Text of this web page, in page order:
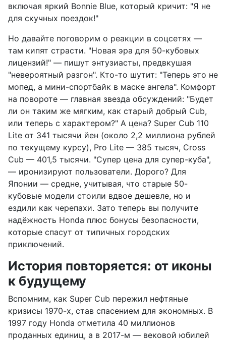
включая яркий Bonnie Blue, который кричит: "Я не
для скучных поездок!"
Но давайте поговорим о реакции в соцсетях —
там кипят страсти. "Новая эра для 50-кубовых
лицензий!" — пишут энтузиасты, предвкушая
"невероятный разгон". Кто-то шутит: "Теперь это не
мопед, а мини-спортбайк в маске ангела". Комфорт
на повороте — главная звезда обсуждений: "Будет
ли он таким же мягким, как старый добрый Cub,
или теперь с характером?" А цена? Super Cub 110
Lite от 341 тысячи йен (около 2,2 миллиона рублей
по текущему курсу), Pro Lite — 385 тысяч, Cross
Cub — 401,5 тысячи. "Супер цена для супер-куба",
— иронизируют пользователи. Дорого? Для
Японии — средне, учитывая, что старые 50-
кубовые модели стоили вдвое дешевле, но и
ездили как черепахи. Зато теперь вы получите
надёжность Honda плюс бонусы безопасности,
которые спасут от типичных городских
приключений.
История повторяется: от иконы
к будущему
Вспомним, как Super Cub пережил нефтяные
кризисы 1970-х, став спасением для экономных. В
1997 году Honda отметила 40 миллионов
проданных единиц, а в 2017-м — вековой юбилей